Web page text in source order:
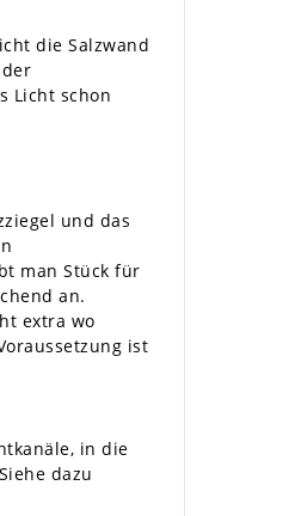
die Salzwand
Licht schon
und das
man Stück für
an.
extra wo
ist
in die
dazu